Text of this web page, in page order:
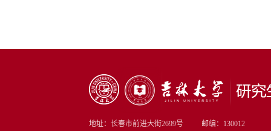
地址：长春市前进大街2699号
邮编：130012